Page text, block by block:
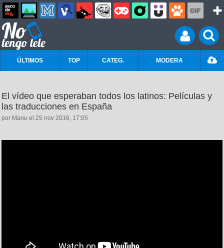
ÚLTIMOS TOP CATEG. MODERA
El vídeo que esperaban todos los latinos: Películas y
las traducciones en España
por Manu el 25 nov 2016, 17:05